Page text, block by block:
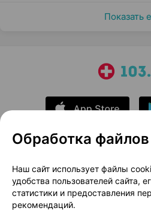
Показать
О проекте
Размещение рекламы
Публичный договор
Обработка
Наш сайт использует файлы
удобства пользователей сайта,
статистики и предоставления
рекомендаций.